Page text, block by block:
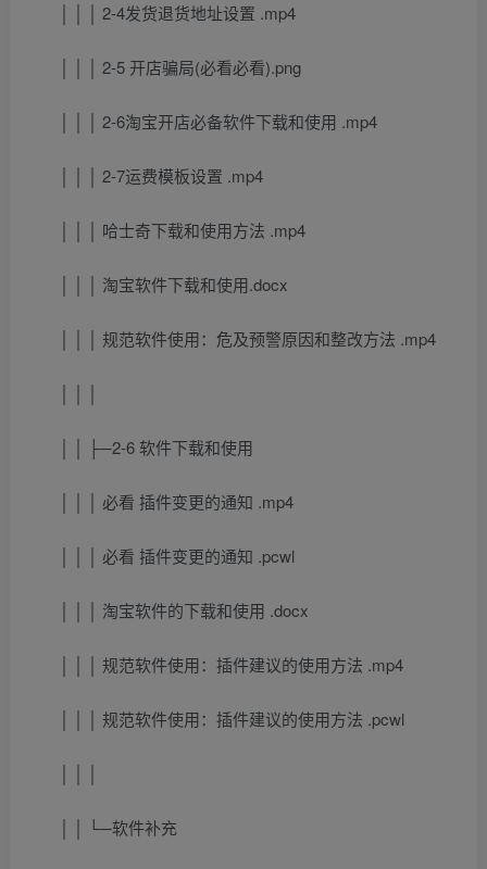
│ │ │ 2-4发货退货地址设置 .mp4
│ │ │ 2-5 开店骗局(必看必看).png
│ │ │ 2-6淘宝开店必备软件下载和使用 .mp4
│ │ │ 2-7运费模板设置 .mp4
│ │ │ 哈士奇下载和使用方法 .mp4
│ │ │ 淘宝软件下载和使用.docx
│ │ │ 规范软件使用：危及预警原因和整改方法 .mp4
│ │ ├─2-6 软件下载和使用
│ │ │ 必看 插件变更的通知 .mp4
│ │ │ 必看 插件变更的通知 .pcwl
│ │ │ 淘宝软件的下载和使用 .docx
│ │ │ 规范软件使用：插件建议的使用方法 .mp4
│ │ │ 规范软件使用：插件建议的使用方法 .pcwl
│ │ └─软件补充